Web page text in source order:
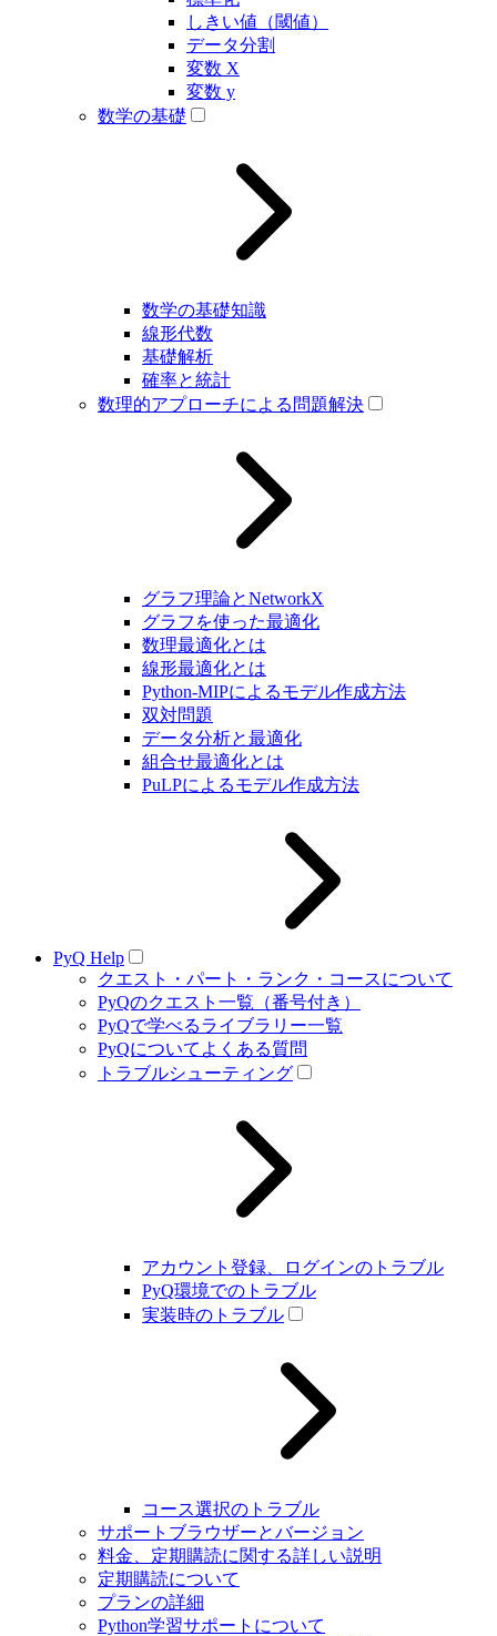
しきい値（閾値）
データ分割
変数 X
変数 y
数学の基礎
数学の基礎知識
線形代数
基礎解析
確率と統計
数理的アプローチによる問題解決
グラフ理論とNetworkX
グラフを使った最適化
数理最適化とは
線形最適化とは
Python-MIPによるモデル作成方法
双対問題
データ分析と最適化
組合せ最適化とは
PuLPによるモデル作成方法
PyQ Help
クエスト・パート・ランク・コースについて
PyQのクエスト一覧（番号付き）
PyQで学べるライブラリー一覧
PyQについてよくある質問
トラブルシューティング
アカウント登録、ログインのトラブル
PyQ環境でのトラブル
実装時のトラブル
コース選択のトラブル
サポートブラウザーとバージョン
料金、定期購読に関する詳しい説明
定期購読について
プランの詳細
Python学習サポートについて